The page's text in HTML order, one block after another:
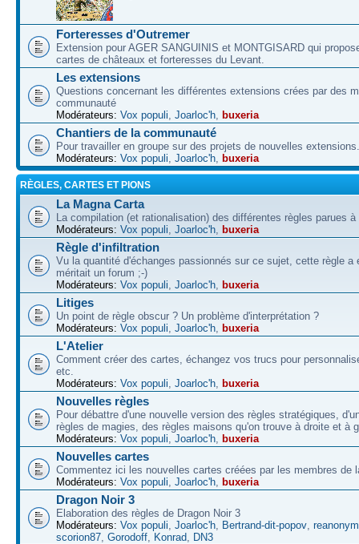
Forteresses d'Outremer
Extension pour AGER SANGUINIS et MONTGISARD qui
cartes de châteaux et forteresses du Levant.
Les extensions
Questions concernant les différentes extensions crées par des
communauté
Modérateurs: Vox populi, Joarloc'h, buxeria
Chantiers de la communauté
Pour travailler en groupe sur des projets de nouvelles extensions.
Modérateurs: Vox populi, Joarloc'h, buxeria
RÈGLES, CARTES ET PIONS
La Magna Carta
La compilation (et rationalisation) des différentes règles parues à
Modérateurs: Vox populi, Joarloc'h, buxeria
Règle d'infiltration
Vu la quantité d'échanges passionnés sur ce sujet, cette règle a
méritait un forum ;-)
Modérateurs: Vox populi, Joarloc'h, buxeria
Litiges
Un point de règle obscur ? Un problème d'interprétation ?
Modérateurs: Vox populi, Joarloc'h, buxeria
L'Atelier
Comment créer des cartes, échangez vos trucs pour
etc.
Modérateurs: Vox populi, Joarloc'h, buxeria
Nouvelles règles
Pour débattre d'une nouvelle version des règles stratégiques,
règles de magies, des règles maisons qu'on trouve à droite et à
Modérateurs: Vox populi, Joarloc'h, buxeria
Nouvelles cartes
Commentez ici les nouvelles cartes créées par les membres de
Modérateurs: Vox populi, Joarloc'h, buxeria
Dragon Noir 3
Elaboration des règles de Dragon Noir 3
Modérateurs: Vox populi, Joarloc'h, Bertrand-dit-popov,
scorion87, Gorodoff, Konrad, DN3